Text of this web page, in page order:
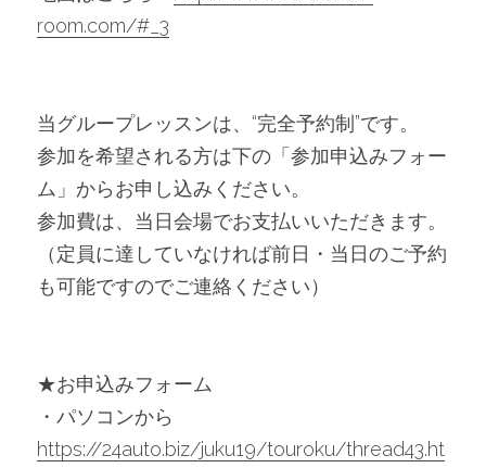
room.com/#_3
当グループレッスンは、“完全予約制”です。
参加を希望される方は下の「参加申込みフォー
ム」からお申し込みください。
参加費は、当日会場でお支払いいただきます。
（定員に達していなければ前日・当日のご予約
も可能ですのでご連絡ください）
★お申込みフォーム
・パソコンから
https://24auto.biz/juku19/touroku/thread43.ht